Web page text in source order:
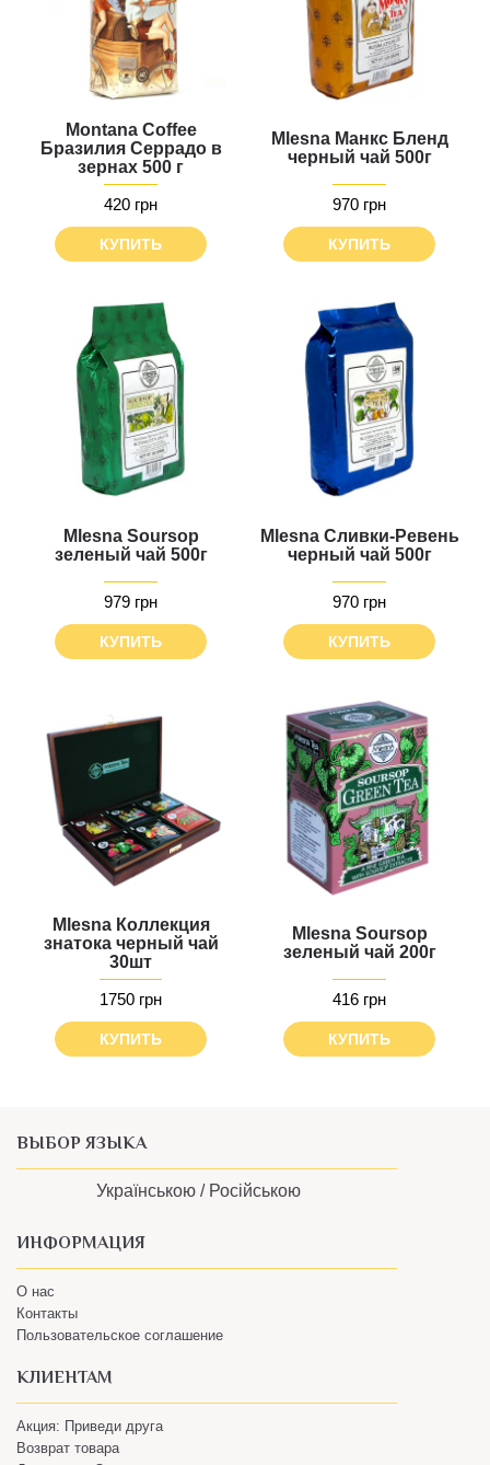
Montana Coffee
Бразилия Серрадо в
зернах 500 г
420 грн
КУПИТЬ
Mlesna Манкс Бленд
черный чай 500г
970 грн
КУПИТЬ
Mlesna Soursop
зеленый чай 500г
979 грн
КУПИТЬ
Mlesna Сливки-Ревень
черный чай 500г
970 грн
КУПИТЬ
Mlesna Коллекция
знатока черный чай
30шт
1750 грн
КУПИТЬ
Mlesna Soursop
зеленый чай 200г
416 грн
КУПИТЬ
ВЫБОР ЯЗЫКА
Українською / Російською
ИНФОРМАЦИЯ
О нас
Контакты
Пользовательское соглашение
КЛИЕНТАМ
Акция: Приведи друга
Возврат товара